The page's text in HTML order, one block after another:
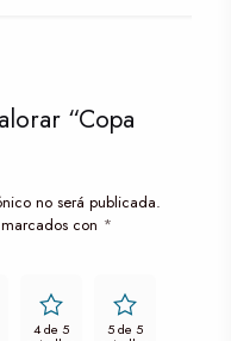
“Copa
no será publicada.
con *
4 de 5 5 de 5